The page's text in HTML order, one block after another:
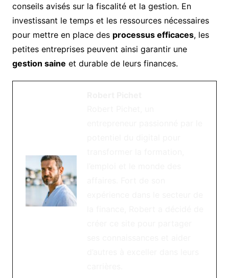
conseils avisés sur la fiscalité et la gestion. En
investissant le temps et les ressources nécessaires
pour mettre en place des processus efficaces, les
petites entreprises peuvent ainsi garantir une
gestion saine et durable de leurs finances.